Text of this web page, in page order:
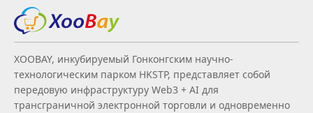
XOOBAY, инкубируемый Гонконгским научно-
технологическим парком HKSTP, представляет собой
передовую инфраструктуру Web3 + AI для
трансграничной электронной торговли и одновременно